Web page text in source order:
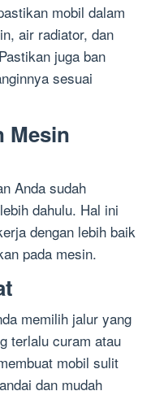
mobil dalam
air radiator, dan
juga ban
sesuai
Mesin
Anda sudah
dahulu. Hal ini
dengan lebih baik
pada mesin.
memilih jalur yang
terlalu curam atau
mobil sulit
dan mudah